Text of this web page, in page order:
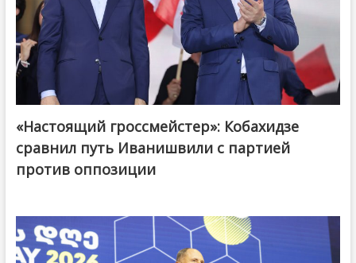
@ქართული ოცნება / Georgian Dream
«Настоящий гроссмейстер»: Кобахидзе
сравнил путь Иванишвили с партией
против оппозиции